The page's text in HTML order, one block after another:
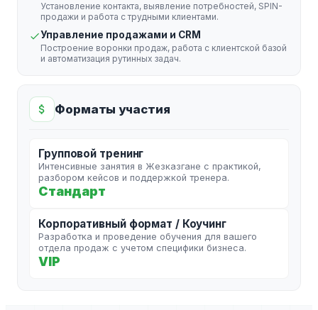
Установление контакта, выявление потребностей, SPIN-
продажи и работа с трудными клиентами.
Управление продажами и CRM
Построение воронки продаж, работа с клиентской базой
и автоматизация рутинных задач.
Форматы участия
Групповой тренинг
Интенсивные занятия в Жезказгане с практикой,
разбором кейсов и поддержкой тренера.
Стандарт
Корпоративный формат / Коучинг
Разработка и проведение обучения для вашего
отдела продаж с учетом специфики бизнеса.
VIP